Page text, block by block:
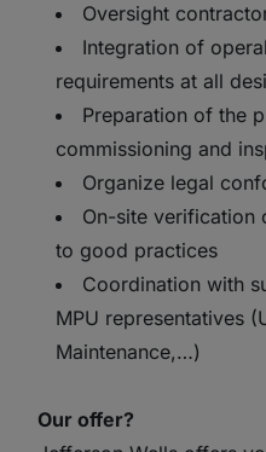
Oversight
Integration of
requirements at all
Preparation of the
commissioning and
Organize legal
On-site verification
to good practices
Coordination with
MPU representatives
Maintenance,…)
Our offer?